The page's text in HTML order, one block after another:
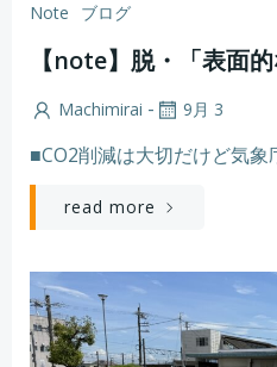
Note ブログ
【note】脱・「表面
Machimirai - 9月 3
■CO2削減は大切だけど気
read more